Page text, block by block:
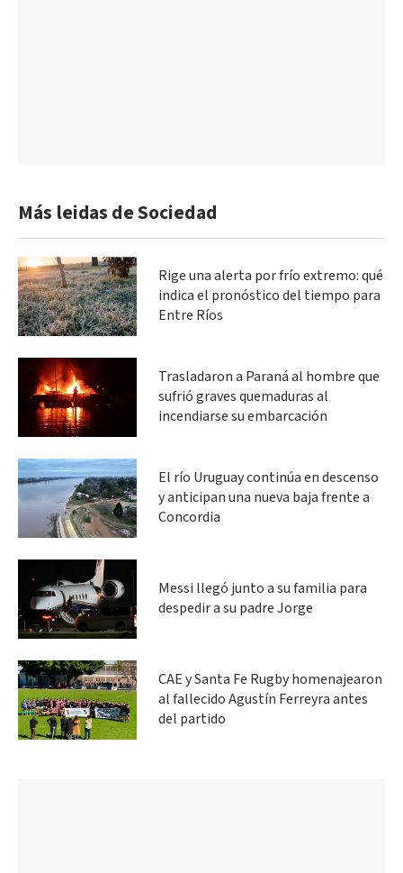
Más leidas de Sociedad
Rige una alerta por frío extremo: qué
indica el pronóstico del tiempo para
Entre Ríos
Trasladaron a Paraná al hombre que
sufrió graves quemaduras al
incendiarse su embarcación
El río Uruguay continúa en descenso
y anticipan una nueva baja frente a
Concordia
Messi llegó junto a su familia para
despedir a su padre Jorge
CAE y Santa Fe Rugby homenajearon
al fallecido Agustín Ferreyra antes
del partido